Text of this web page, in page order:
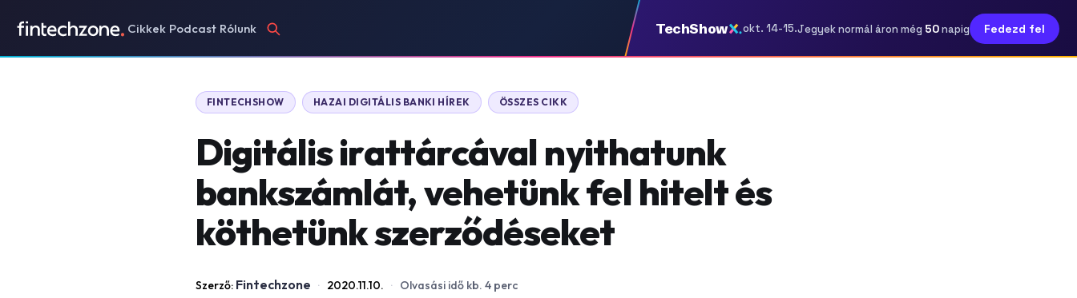
Cikkek Podcast Rólunk TechShow okt. 14-15.Jegyek normál áron még 50napig Fedezd fel
FINTECHSHOW HAZAI DIGITÁLIS BANKI HÍREK ÖSSZES CIKK
Digitális irattárcával nyithatunk
bankszámlát, vehetünk fel hitelt és
köthetünk szerződéseket
Szerző: Fintechzone · 2020.11.10. · Olvasási idő kb. 4 perc